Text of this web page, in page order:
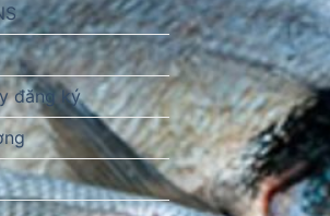
đăng ký